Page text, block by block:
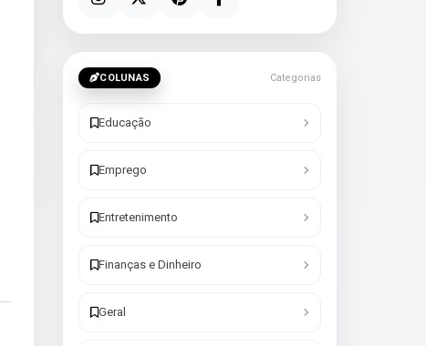
COLUNAS Categorias
Educação
Emprego
Entretenimento
Finanças e Dinheiro
Geral